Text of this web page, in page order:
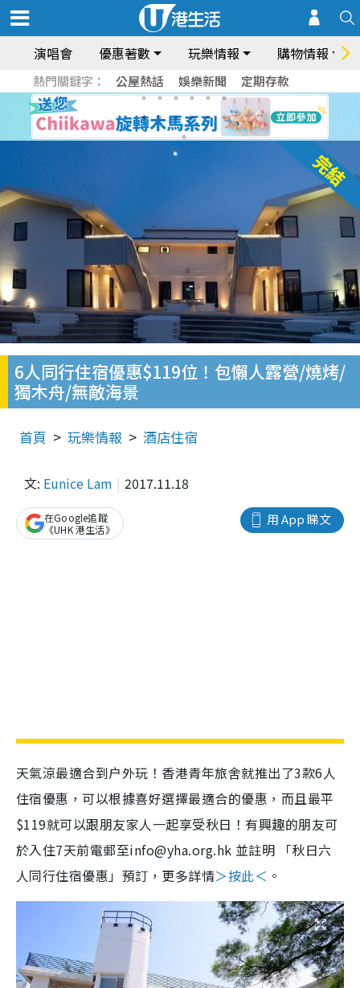
演唱會 優惠著數 玩樂情報 購物情報
熱門關鍵字： 公屋熱話 娛樂新聞 定期存款
6人同行住宿優惠$119位！包懶人露營/燒烤/
獨木舟/無敵海景
首頁 玩樂情報 酒店住宿
文: Eunice Lam 2017.11.18
用 App 睇文
在Google追蹤
《UHK 港生活》
天氣涼最適合到户外玩！香港青年旅舍就推出了3款6人
住宿優惠，可以根據喜好選擇最適合的優惠，而且最平
$119就可以跟朋友家人一起享受秋日！有興趣的朋友可
於入住7天前電郵至info@yha.org.hk 並註明 「秋日六
人同行住宿優惠」預訂，更多詳情＞按此＜ 。